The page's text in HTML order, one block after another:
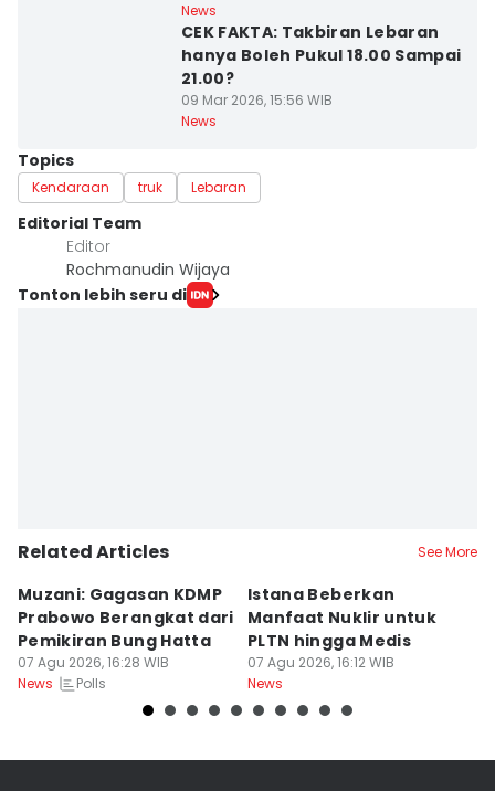
News
CEK FAKTA: Takbiran Lebaran
hanya Boleh Pukul 18.00 Sampai
21.00?
09 Mar 2026, 15:56 WIB
News
Topics
Kendaraan truk Lebaran
Editorial Team
Editor
Rochmanudin Wijaya
Tonton lebih seru di
Related Articles See More
Muzani: Gagasan KDMP
Prabowo Berangkat dari
Pemikiran Bung Hatta
07 Agu 2026, 16:28 WIB
News
Polls
Istana Beberkan
Manfaat Nuklir untuk
PLTN hingga Medis
07 Agu 2026, 16:12 WIB
News